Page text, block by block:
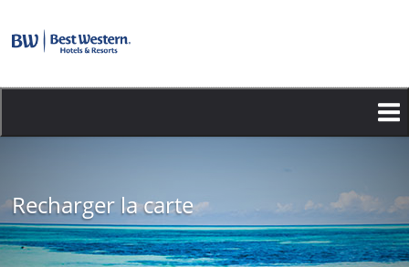
contenu
Recharger la carte